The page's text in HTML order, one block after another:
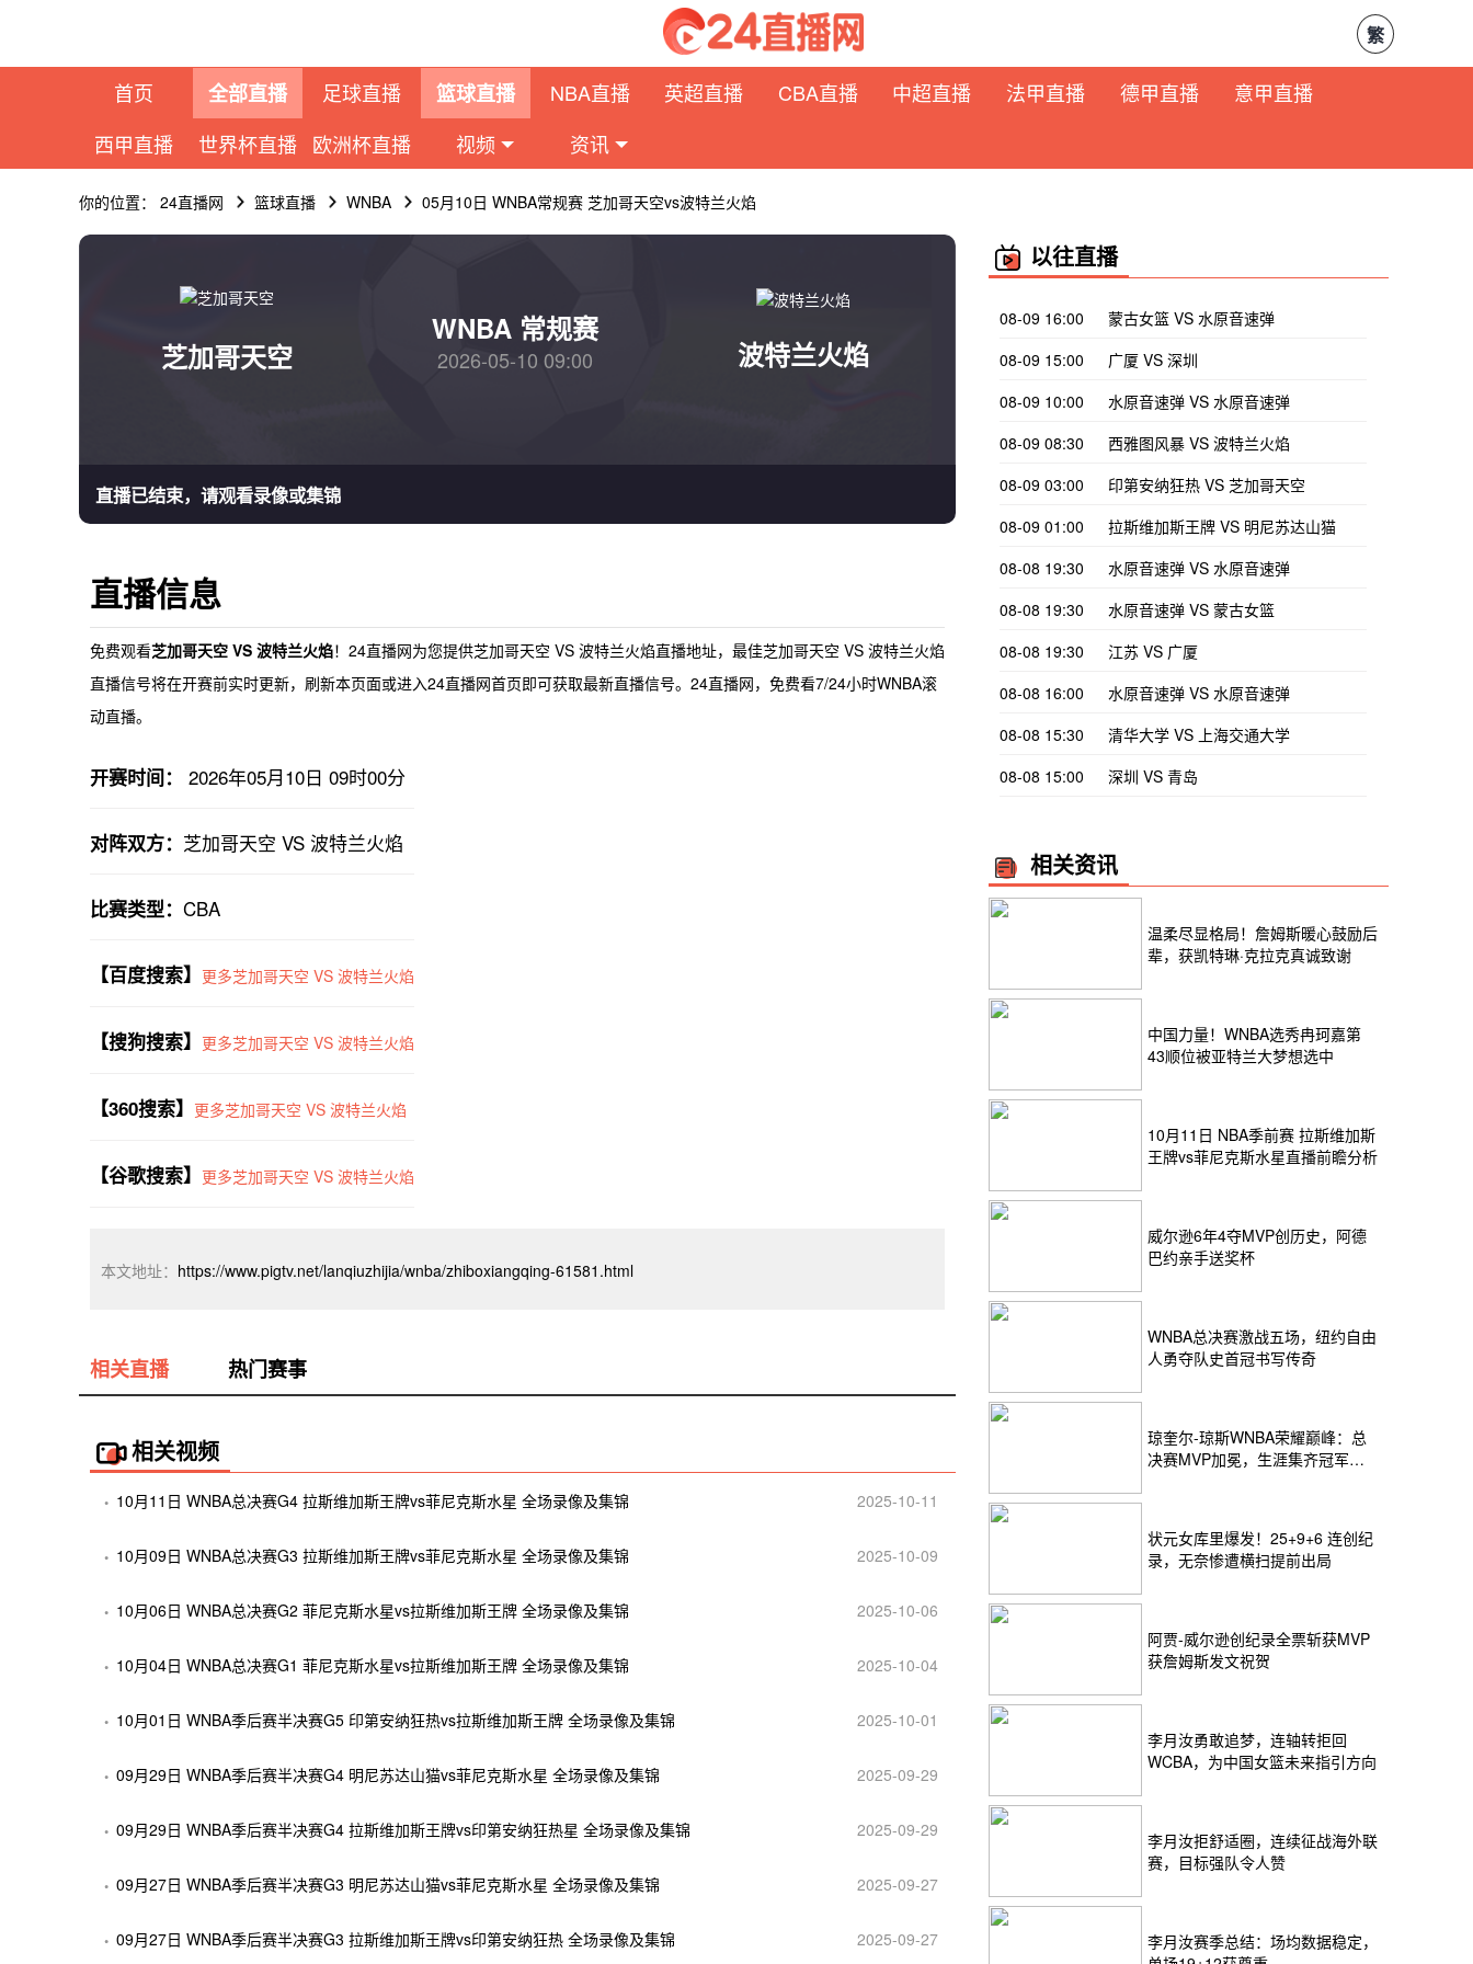
繁
首页 全部直播 足球直播 篮球直播 NBA直播 英超直播 CBA直播 中超直播 法甲直播 德甲直播
意甲直播
西甲直播
世界杯直播 欧洲杯直播 视频 资讯
你的位置： 24直播网 篮球直播 WNBA 05月10日 WNBA常规赛 芝加哥天空vs波特兰火焰
芝加哥天空
WNBA 常规赛
2026-05-10 09:00 波特兰火焰
直播已结束，请观看录像或集锦
直播信息
免费观看芝加哥天空 VS 波特兰火焰！24直播网为您提供芝加哥天空 VS 波特兰火焰直播地址，最佳芝加哥天空 VS 波特兰火焰
直播信号将在开赛前实时更新，刷新本页面或进入24直播网首页即可获取最新直播信号。24直播网，免费看7/24小时WNBA滚
动直播。
开赛时间： 2026年05月10日 09时00分
对阵双方： 芝加哥天空 VS 波特兰火焰
比赛类型： CBA
【百度搜索】 更多芝加哥天空 VS 波特兰火焰
【搜狗搜索】 更多芝加哥天空 VS 波特兰火焰
【360搜索】 更多芝加哥天空 VS 波特兰火焰
【谷歌搜索】 更多芝加哥天空 VS 波特兰火焰
本文地址： https://www.pigtv.net/lanqiuzhijia/wnba/zhiboxiangqing-61581.html
相关直播 热门赛事
相关视频
10月11日 WNBA总决赛G4 拉斯维加斯王牌vs菲尼克斯水星 全场录像及集锦 2025-10-11
10月09日 WNBA总决赛G3 拉斯维加斯王牌vs菲尼克斯水星 全场录像及集锦 2025-10-09
10月06日 WNBA总决赛G2 菲尼克斯水星vs拉斯维加斯王牌 全场录像及集锦 2025-10-06
10月04日 WNBA总决赛G1 菲尼克斯水星vs拉斯维加斯王牌 全场录像及集锦 2025-10-04
10月01日 WNBA季后赛半决赛G5 印第安纳狂热vs拉斯维加斯王牌 全场录像及集锦 2025-10-01
09月29日 WNBA季后赛半决赛G4 明尼苏达山猫vs菲尼克斯水星 全场录像及集锦 2025-09-29
09月29日 WNBA季后赛半决赛G4 拉斯维加斯王牌vs印第安纳狂热星 全场录像及集锦 2025-09-29
09月27日 WNBA季后赛半决赛G3 明尼苏达山猫vs菲尼克斯水星 全场录像及集锦 2025-09-27
09月27日 WNBA季后赛半决赛G3 拉斯维加斯王牌vs印第安纳狂热 全场录像及集锦 2025-09-27
以往直播
08-09 16:00
蒙古女篮 VS 水原音速弹
08-09 15:00
广厦 VS 深圳
08-09 10:00
水原音速弹 VS 水原音速弹
08-09 08:30
西雅图风暴 VS 波特兰火焰
08-09 03:00
印第安纳狂热 VS 芝加哥天空
08-09 01:00
拉斯维加斯王牌 VS 明尼苏达山猫
08-08 19:30
水原音速弹 VS 水原音速弹
08-08 19:30
水原音速弹 VS 蒙古女篮
08-08 19:30
江苏 VS 广厦
08-08 16:00
水原音速弹 VS 水原音速弹
08-08 15:30
清华大学 VS 上海交通大学
08-08 15:00
深圳 VS 青岛
相关资讯
温柔尽显格局！詹姆斯暖心鼓励后
辈，获凯特琳·克拉克真诚致谢
中国力量！WNBA选秀冉珂嘉第
43顺位被亚特兰大梦想选中
10月11日 NBA季前赛 拉斯维加斯
王牌vs菲尼克斯水星直播前瞻分析
威尔逊6年4夺MVP创历史，阿德
巴约亲手送奖杯
WNBA总决赛激战五场，纽约自由
人勇夺队史首冠书写传奇
琼奎尔-琼斯WNBA荣耀巅峰：总
决赛MVP加冕，生涯集齐冠军
状元女库里爆发！25+9+6 连创纪
录，无奈惨遭横扫提前出局
阿贾-威尔逊创纪录全票斩获MVP
获詹姆斯发文祝贺
李月汝勇敢追梦，连轴转拒回
WCBA，为中国女篮未来指引方向
李月汝拒舒适圈，连续征战海外联
赛，目标强队令人赞
李月汝赛季总结：场均数据稳定，